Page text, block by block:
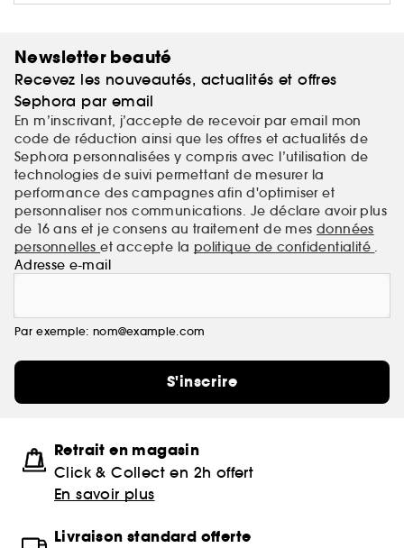
Newsletter beauté
Recevez les nouveautés, actualités et offres
Sephora par email
En m’inscrivant, j’accepte de recevoir par email mon
code de réduction ainsi que les offres et actualités de
Sephora personnalisées y compris avec l’utilisation de
technologies de suivi permettant de mesurer la
performance des campagnes afin d'optimiser et
personnaliser nos communications. Je déclare avoir plus
de 16 ans et je consens au traitement de mes données
personnelleset accepte la politique de confidentialité .
Adresse e-mail
Par exemple: nom@example.com
S'inscrire
Retrait en magasin
Click & Collect en 2h offert
En savoir plus
Livraison standard offerte